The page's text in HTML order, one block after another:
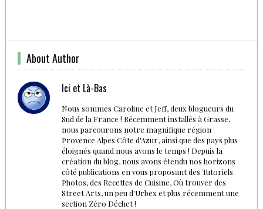
About Author
Ici et Là-Bas
Nous sommes Caroline et Jeff, deux blogueurs du
Sud de la France ! Récemment installés à Grasse,
nous parcourons notre magnifique région
Provence Alpes Côte d'Azur, ainsi que des pays plus
éloignés quand nous avons le temps ! Depuis la
création du blog, nous avons étendu nos horizons
côté publications en vous proposant des Tutoriels
Photos, des Recettes de Cuisine, Où trouver des
Street Arts, un peu d'Urbex et plus récemment une
section Zéro Déchet !